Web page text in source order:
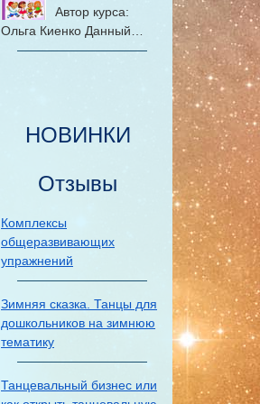
Автор курса:
Ольга Киенко Данный…
НОВИНКИ
Отзывы
Комплексы
общеразвивающих
упражнений
Зимняя сказка. Танцы для
дошкольников на зимнюю
тематику
Танцевальный бизнес или